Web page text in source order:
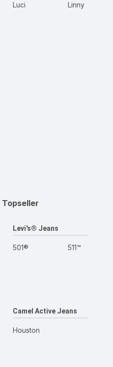
Luci
Linny
Topseller
Levi's® Jeans
501® 511™
Camel Active Jeans
Houston